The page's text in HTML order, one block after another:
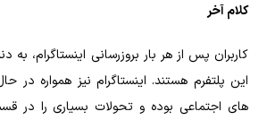
کلام آخر
کاربران پس از هر بار بروزرسانی اینستاگرام،
این پلتفرم هستند. اینستاگرام نیز همواره در
های اجتماعی بوده و تحولات بسیاری را در